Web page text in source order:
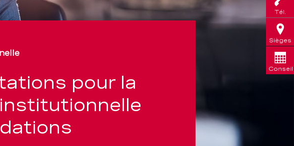
Tél.
Sièges
Conseil
pour la